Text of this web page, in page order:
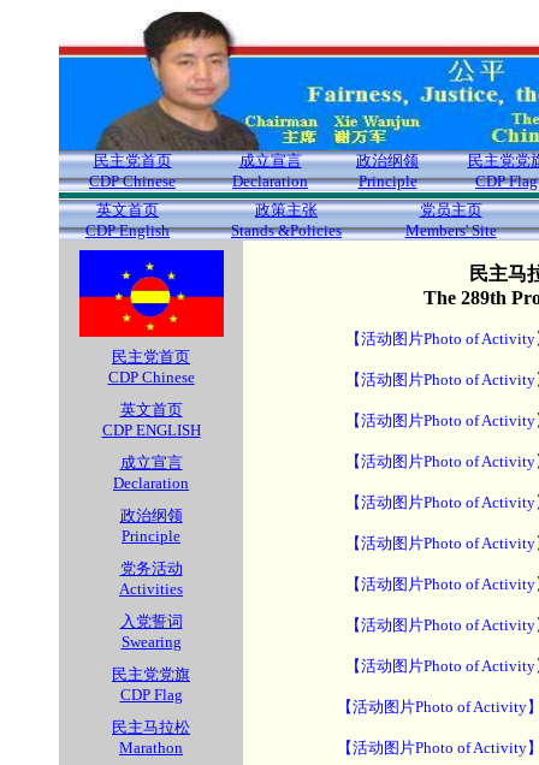
民主党首页
CDP Chinese
成立宣言
Declaration
政治纲领
Principle
民主党党
CDP Flag
英文首页
CDP English
政策主张
Stands &Policies
党员主页
Members' Site
民主党首页
CDP Chinese
英文首页
CDP ENGLISH
成立宣言
Declaration
政治纲领
Principle
党务活动
Activities
入党誓词
Swearing
民主党党旗
CDP Flag
民主马拉松
Marathon
民主马
The 289th
【活动图片Photo of Activity
【活动图片Photo of Activity
【活动图片Photo of Activity
【活动图片Photo of Activity
【活动图片Photo of Activity
【活动图片Photo of Activity
【活动图片Photo of Activity
【活动图片Photo of Activity
【活动图片Photo of Activity
【活动图片Photo of Activity
【活动图片Photo of Activity